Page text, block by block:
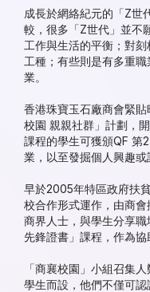
成長於網絡紀元的「Z世
較，很多「Z世代」並不
工作與生活的平衡；對
工種；有些則是有多重
業。
香港珠寶玉石廠商會緊
校園 親親社群」計劃，
課程的學生可獲頒QF 第
業，以至發掘個人興趣或
早於2005年特區政府扶
校合作形式運作，由商
商界人士，與學生分享
先鋒證書」課程，作為協
「商襄校園」小組召集
學生而設，他們不僅可